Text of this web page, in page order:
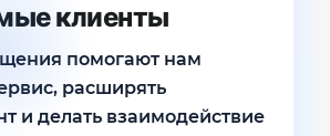
клиенты
помогают нам
расширять
и делать взаимодействие